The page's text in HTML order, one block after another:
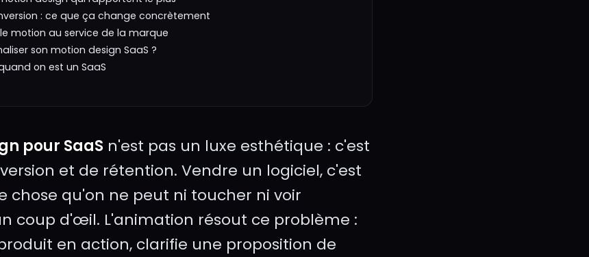
: ce que ça change concrètement
motion au service de la marque
son motion design SaaS ?
on est un SaaS
pour SaaS n'est pas un luxe esthétique : c'est
et de rétention. Vendre un logiciel, c'est
chose qu'on ne peut ni toucher ni voir
coup d'œil. L'animation résout ce problème :
en action, clarifie une proposition de